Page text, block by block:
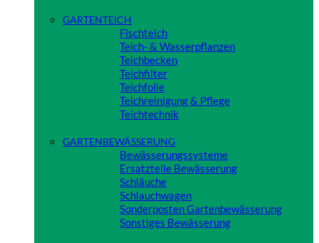
GARTENTEICH
Fischteich
Teich- & Wasserpflanzen
Teichbecken
Teichfilter
Teichfolie
Teichreinigung & Pflege
Teichtechnik
GARTENBEWÄSSERUNG
Bewässerungssysteme
Ersatzteile Bewässerung
Schläuche
Schlauchwagen
Sonderposten Gartenbewässerung
Sonstiges Bewässerung